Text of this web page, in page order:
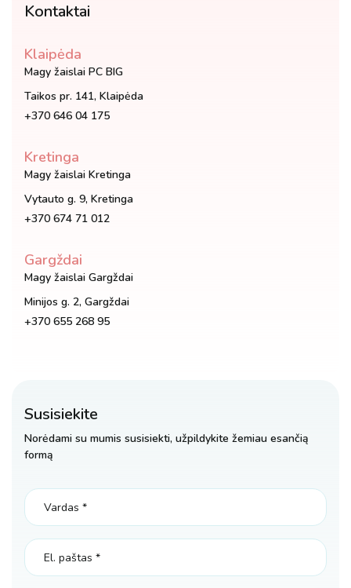
Kontaktai
Klaipėda
Magy žaislai PC BIG
Taikos pr. 141, Klaipėda
+370 646 04 175
Kretinga
Magy žaislai Kretinga
Vytauto g. 9, Kretinga
+370 674 71 012
Gargždai
Magy žaislai Gargždai
Minijos g. 2, Gargždai
+370 655 268 95
Susisiekite
Norėdami su mumis susisiekti, užpildykite žemiau esančią
formą